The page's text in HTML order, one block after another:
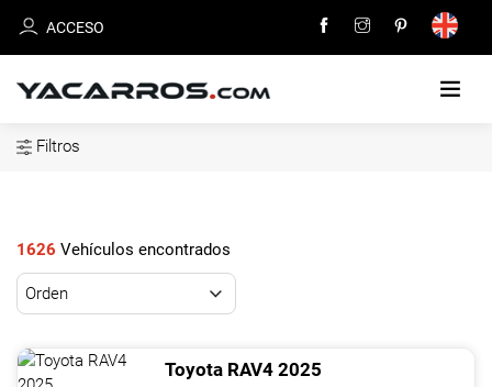
ACCESO
EN
VENTA
TU
CARRO
Filtros
1626 Vehículos encontrados
Toyota RAV4 2025